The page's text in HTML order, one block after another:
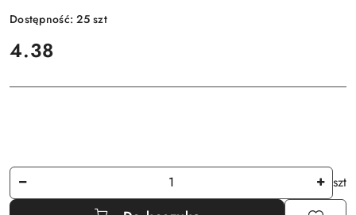
Dostępność:25szt
cena:
4.38
Ilość
szt